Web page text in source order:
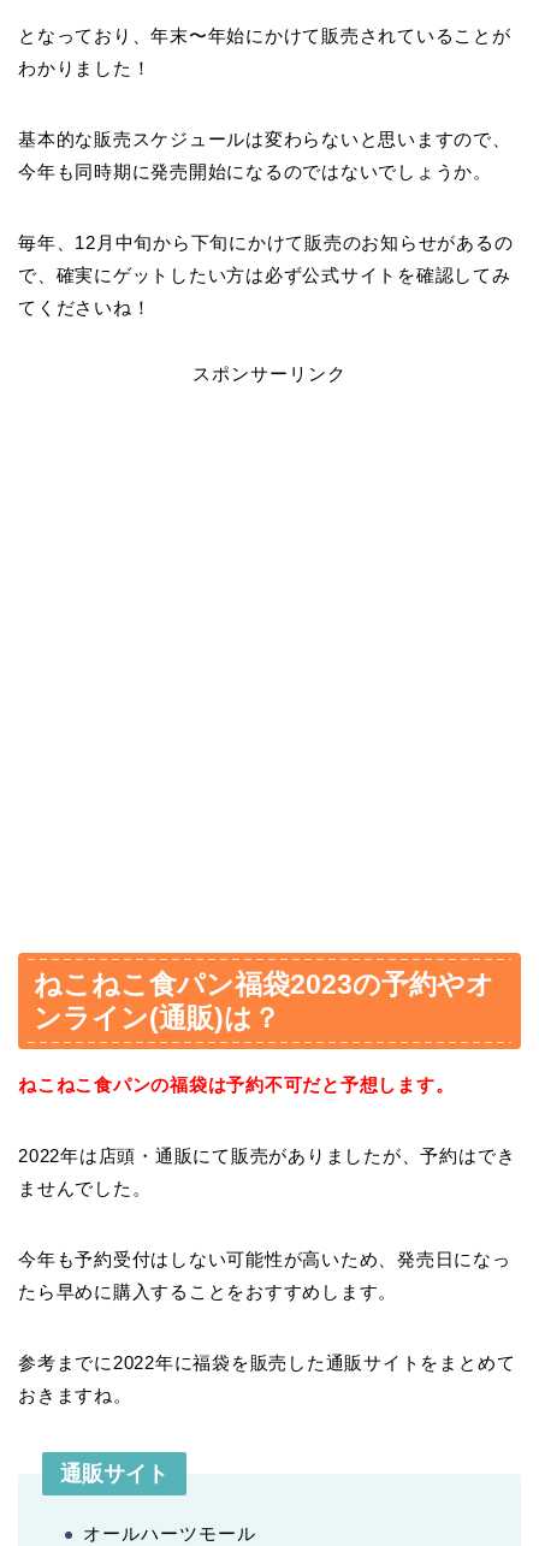
となっており、年末〜年始にかけて販売されていることが
わかりました！
基本的な販売スケジュールは変わらないと思いますので、
今年も同時期に発売開始になるのではないでしょうか。
毎年、12月中旬から下旬にかけて販売のお知らせがあるの
で、確実にゲットしたい方は必ず公式サイトを確認してみ
てくださいね！
スポンサーリンク
ねこねこ食パン福袋2023の予約やオ
ンライン(通販)は？
ねこねこ食パンの福袋は予約不可だと予想します。
2022年は店頭・通販にて販売がありましたが、予約はでき
ませんでした。
今年も予約受付はしない可能性が高いため、発売日になっ
たら早めに購入することをおすすめします。
参考までに2022年に福袋を販売した通販サイトをまとめて
おきますね。
通販サイト
オールハーツモール